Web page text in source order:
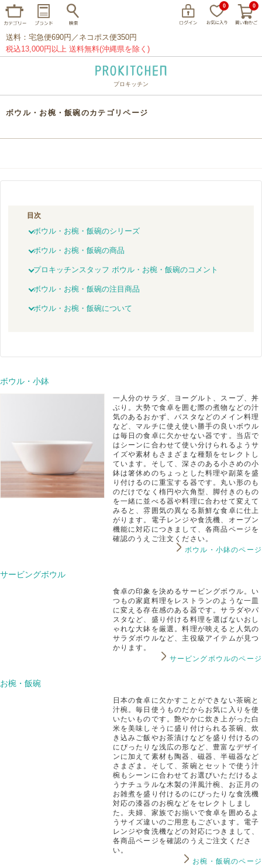
0 0
家事問屋 ウェック フライパン
プレート グラス カトラリー
送料：宅急便690円／ネコポス便350円
税込13,000円以上 送料無料(沖縄県を除く)
プロキッチン
ボウル・お椀・飯碗のカテゴリページ
目次
ボウル・お椀・飯碗のシリーズ
ボウル・お椀・飯碗の商品
プロキッチンスタッフ ボウル・お椀・飯碗のコメント
ボウル・お椀・飯碗の注目商品
ボウル・お椀・飯碗について
ボウル・小鉢
一人分のサラダ、ヨーグルト、スープ、丼
ぶり。大勢で食卓を囲む際の煮物などの汁
気のあるおかず、パスタなどのメイン料理
など、マルチに使え使い勝手の良いボウル
は毎日の食卓に欠かせない器です。当店で
はシーンに合わせて使い分けられるようサ
イズや素材もさまざまな種類をセレクトし
ています。そして、深さのある小さめの小
鉢は箸休めのちょっとした料理や副菜を盛
り付けるのに重宝する器です。丸い形のも
のだけでなく楕円や六角型、脚付きのもの
を一緒に並べる器や料理に合わせて変えて
みると、雰囲気の異なる新鮮な食卓に仕上
がります。電子レンジや食洗機、オーブン
機能に対応につきまして、各商品ページを
確認のうえご注文ください。
ボウル・小鉢のページ
サービングボウル
食卓の印象を決めるサービングボウル。い
つもの家庭料理をレストランのような一皿
に変える存在感のある器です。サラダやパ
スタなど、盛り付ける料理を選ばないおし
ゃれな大鉢を厳選。料理が映えると人気の
サラダボウルなど、主役級アイテムが見つ
かります。
サービングボウルのページ
お椀・飯碗
日本の食卓に欠かすことができない茶碗と
汁椀。毎日使うものだからお気に入りを使
いたいものです。艶やかに炊き上がった白
米を美味しそうに盛り付けられる茶碗、炊
き込みご飯やお茶漬けなどを盛り付けるの
にぴったりな浅広の形など、豊富なデザイ
ンに加えて素材も陶器、磁器、半磁器など
さまざま。そして、茶碗とセットで使う汁
椀もシーンに合わせてお選びいただけるよ
うナチュラルな木製の洋風汁椀、お正月の
お雑煮を盛り付けるのにぴったりな食洗機
対応の漆器のお椀などをセレクトしまし
た。夫婦、家族でお揃いで食卓を囲めるよ
うサイズ違いのご用意もございます。電子
レンジや食洗機などの対応につきまして、
各商品ページを確認のうえご注文くださ
い。
お椀・飯碗のページ